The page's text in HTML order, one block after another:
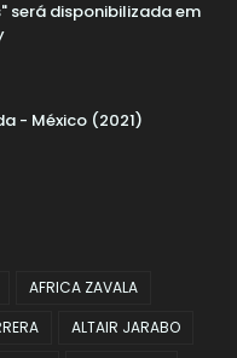
será disponibilizada em
- México (2021)
AFRICA ZAVALA
ALTAIR JARABO